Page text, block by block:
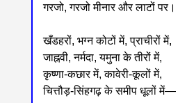
गरजो, गरजो मीनार और लाटों पर।
खँडहरों, भग्न कोटों में, प्राचीरों में,
जाह्नवी, नर्मदा, यमुना के तीरों में,
कृष्णा-कछार में, कावेरी-कूलों में,
चित्तौड़-सिंहगढ़ के समीप धूलों में—